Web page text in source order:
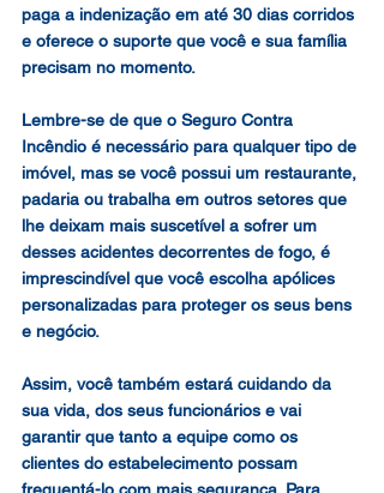
paga a indenização em até 30 dias corridos
e oferece o suporte que você e sua família
precisam no momento.
Lembre-se de que o Seguro Contra
Incêndio é necessário para qualquer tipo de
imóvel, mas se você possui um restaurante,
padaria ou trabalha em outros setores que
lhe deixam mais suscetível a sofrer um
desses acidentes decorrentes de fogo, é
imprescindível que você escolha apólices
personalizadas para proteger os seus bens
e negócio.
Assim, você também estará cuidando da
sua vida, dos seus funcionários e vai
garantir que tanto a equipe como os
clientes do estabelecimento possam